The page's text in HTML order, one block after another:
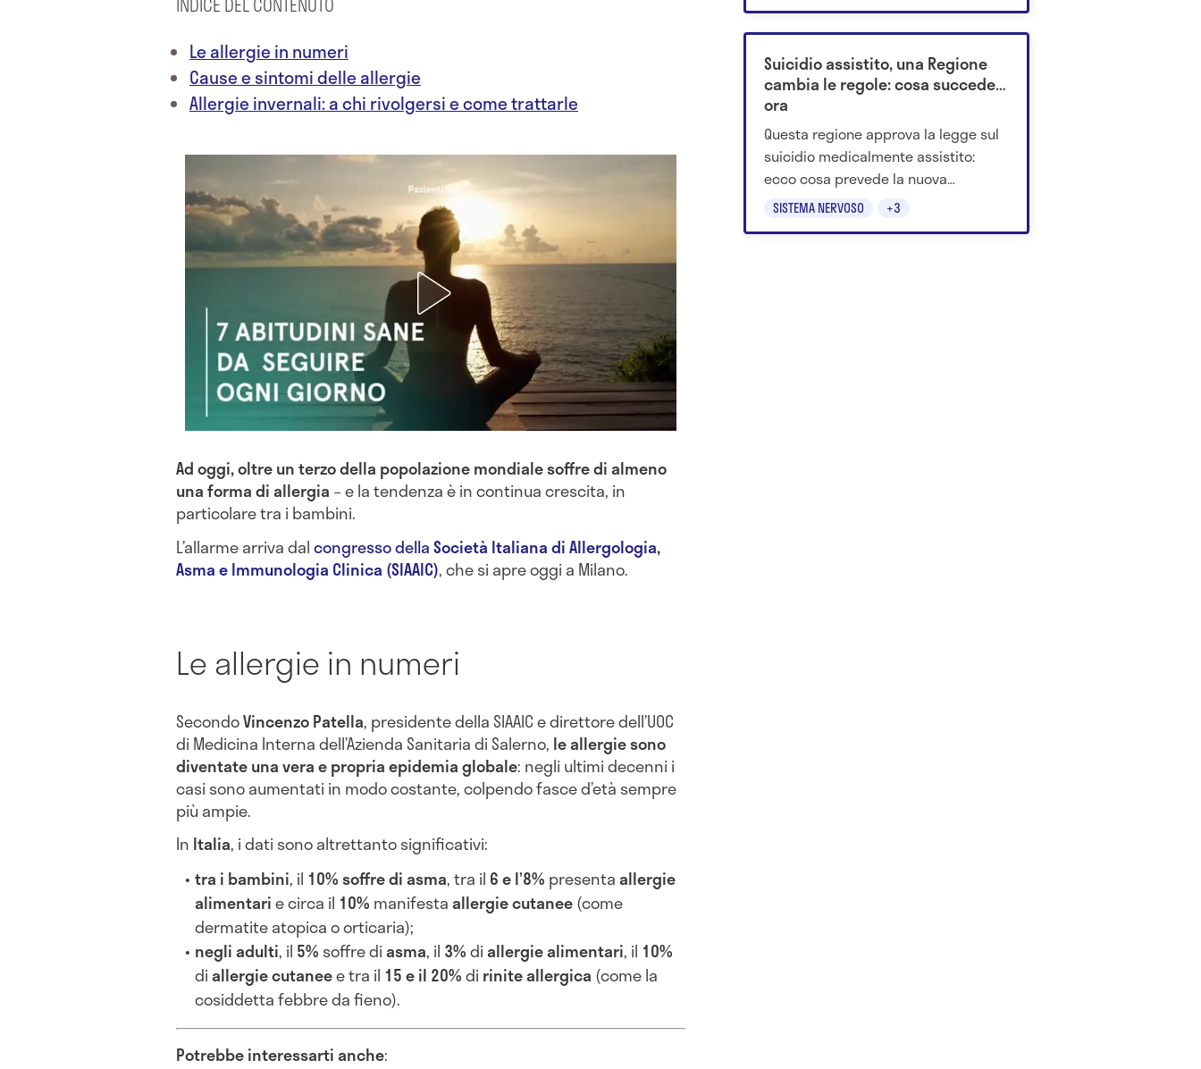
INDICE DEL CONTENUTO
Le allergie in numeri
Cause e sintomi delle allergie
Allergie invernali: a chi rivolgersi e come trattarle
Ad oggi, oltre un terzo della popolazione mondiale soffre di almeno
una forma di allergia – e la tendenza è in continua crescita, in
particolare tra i bambini.
L’allarme arriva dalcongresso dellaSocietà Italiana di Allergologia,
Asma e Immunologia Clinica (SIAAIC), che si apre oggi a Milano.
Le allergie in numeri
SecondoVincenzo Patella, presidente della SIAAIC e direttore dell’UOC
di Medicina Interna dell’Azienda Sanitaria di Salerno, le allergie sono
diventate una vera e propria epidemia globale: negli ultimi decenni i
casi sono aumentati in modo costante, colpendo fasce d’età sempre
più ampie.
In Italia, i dati sono altrettanto significativi:
tra i bambini, il 10% soffre di asma, tra il 6 e l’8% presentaallergie
alimentarie circa il 10% manifestaallergie cutanee(come
dermatite atopica o orticaria);
negli adulti, il 5% soffre diasma, il 3%diallergie alimentari, il 10%
diallergie cutaneee tra il 15 e il 20%di rinite allergica (come la
cosiddetta febbre da fieno).
Potrebbe interessarti anche:
SISTEMA NERVOSO +3
Suicidio assistito, una Regione
cambia le regole: cosa succede
ora
Questa regione approva la legge sul
suicidio medicalmente assistito:
ecco cosa prevede la nuova
disciplina regionale sul fine vita.